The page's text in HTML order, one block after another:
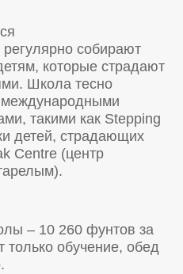
регулярно собирают
которые страдают
Школа тесно
международными
такими как Stepping
детей, страдающих
Centre (центр
– 10 260 фунтов за
только обучение, обед